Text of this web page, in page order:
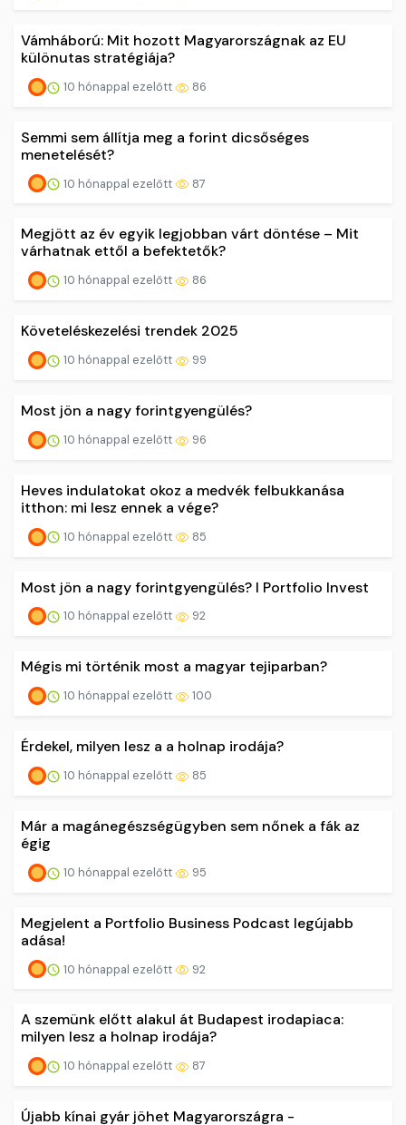
Vámháború: Mit hozott Magyarországnak az EU
különutas stratégiája?
10 hónappal ezelőtt 86
Semmi sem állítja meg a forint dicsőséges
menetelését?
10 hónappal ezelőtt 87
Megjött az év egyik legjobban várt döntése – Mit
várhatnak ettől a befektetők?
10 hónappal ezelőtt 86
Követeléskezelési trendek 2025
10 hónappal ezelőtt 99
Most jön a nagy forintgyengülés?
10 hónappal ezelőtt 96
Heves indulatokat okoz a medvék felbukkanása
itthon: mi lesz ennek a vége?
10 hónappal ezelőtt 85
Most jön a nagy forintgyengülés? I Portfolio Invest
10 hónappal ezelőtt 92
Mégis mi történik most a magyar tejiparban?
10 hónappal ezelőtt 100
Érdekel, milyen lesz a a holnap irodája?
10 hónappal ezelőtt 85
Már a magánegészségügyben sem nőnek a fák az
égig
10 hónappal ezelőtt 95
Megjelent a Portfolio Business Podcast legújabb
adása!
10 hónappal ezelőtt 92
A szemünk előtt alakul át Budapest irodapiaca:
milyen lesz a holnap irodája?
10 hónappal ezelőtt 87
Újabb kínai gyár jöhet Magyarországra -